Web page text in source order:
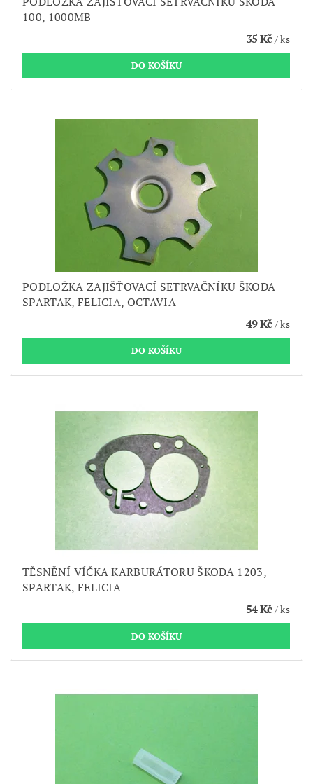
100, 1000MB
35 Kč/ ks
PODLOŽKA ZAJIŠŤOVACÍ SETRVAČNÍKU ŠKODA
SPARTAK, FELICIA, OCTAVIA
49 Kč/ ks
TĚSNĚNÍ VÍČKA KARBURÁTORU ŠKODA 1203,
SPARTAK, FELICIA
54 Kč/ ks